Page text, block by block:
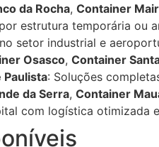
da Rocha, Container
estrutura temporária ou
setor industrial e
Osasco, Container
Paulista: Soluções
da Serra, Container
com logística otimizada